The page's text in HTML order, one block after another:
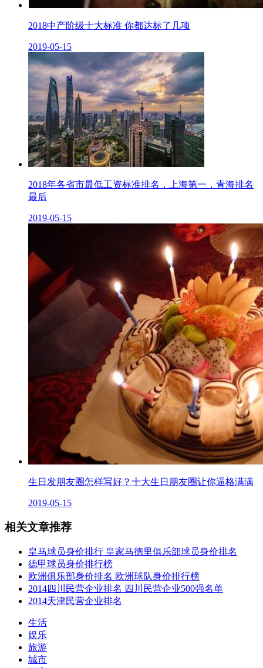
2018中产阶级十大标准 你都达标了几项
2019-05-15
2018年各省市最低工资标准排名，上海第一，青海排名
最后
2019-05-15
生日发朋友圈怎样写好？十大生日朋友圈让你逼格满满
2019-05-15
相关文章推荐
皇马球员身价排行 皇家马德里俱乐部球员身价排名
德甲球员身价排行榜
欧洲俱乐部身价排名 欧洲球队身价排行榜
2014四川民营企业排名 四川民营企业500强名单
2014天津民营企业排名
生活
娱乐
旅游
城市